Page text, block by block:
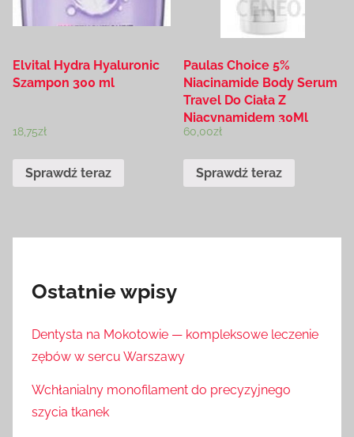
Elvital Hydra Hyaluronic
Szampon 300 ml
18,75zł
Sprawdź teraz
Paulas Choice 5%
Niacinamide Body Serum
Travel Do Ciała Z
Niacynamidem 30Ml
60,00zł
Sprawdź teraz
Ostatnie wpisy
Dentysta na Mokotowie — kompleksowe leczenie
zębów w sercu Warszawy
Wchłanialny monofilament do precyzyjnego
szycia tkanek